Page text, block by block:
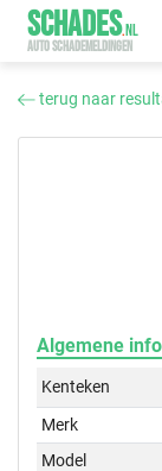
SCHADES.NL
AUTO SCHADEMELDINGEN
terug naar
Algemene
Kenteken
Merk
Model